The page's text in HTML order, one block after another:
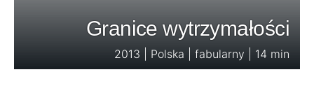
Granice wytrzymałości
2013 | Polska | fabularny | 14 min